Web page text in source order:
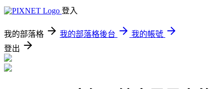
登入
我的部落格 我的部落格後台
我的帳號
登出